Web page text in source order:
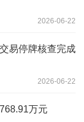
2026-06-22
易停牌核查完成
2026-06-22
万元